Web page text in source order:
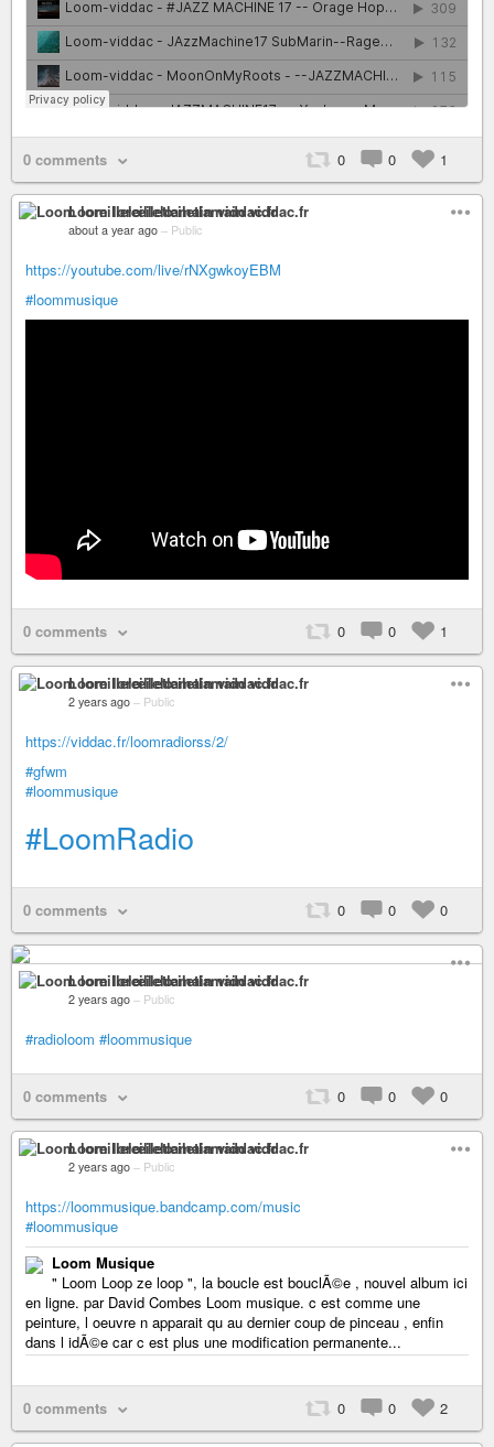
0 comments 0 0 1
Loom loreillelœiletlamain viddac.fr
about a year ago – Public
https://youtube.com/live/rNXgwkoyEBM
#loommusique
0 comments 0 0 1
Loom loreillelœiletlamain viddac.fr
2 years ago – Public
https://viddac.fr/loomradiorss/2/
#gfwm
#loommusique
#LoomRadio
0 comments 0 0 0
Loom loreillelœiletlamain viddac.fr
2 years ago – Public
#radioloom #loommusique
0 comments 0 0 0
Loom loreillelœiletlamain viddac.fr
2 years ago – Public
https://loommusique.bandcamp.com/music
#loommusique
Loom Musique
" Loom Loop ze loop ", la boucle est bouclÃ©e , nouvel album ici
en ligne. par David Combes Loom musique. c est comme une
peinture, l oeuvre n apparait qu au dernier coup de pinceau , enfin
dans l idÃ©e car c est plus une modification permanente...
0 comments 0 0 2